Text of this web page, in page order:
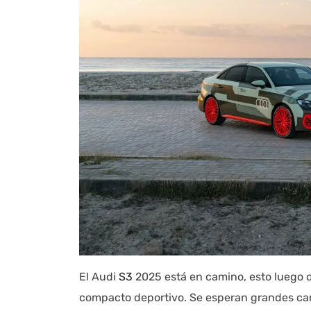
El Audi S3 2025 está en camino, esto luego
compacto deportivo. Se esperan grandes